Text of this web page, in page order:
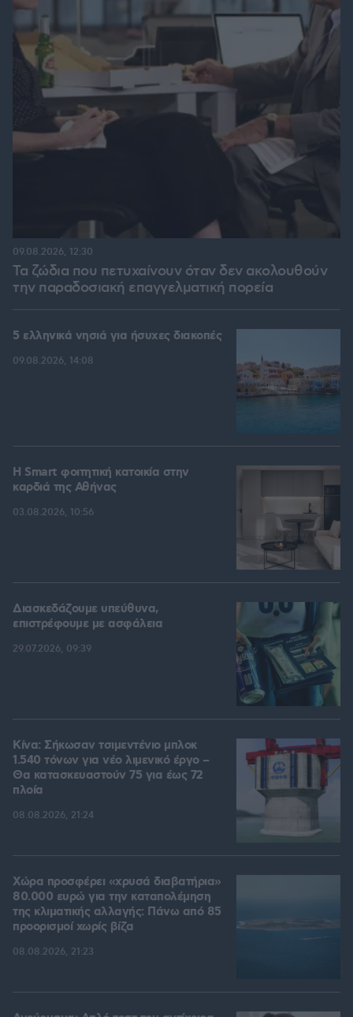
Τα ζώδια που πετυχαίνουν όταν δεν ακολουθούν
την παραδοσιακή επαγγελματική πορεία
09.08.2026, 12:30
5 ελληνικά νησιά για ήσυχες διακοπές
09.08.2026, 14:08
Η Smart φοιτητική κατοικία στην
καρδιά της Αθήνας
03.08.2026, 10:56
Διασκεδάζουμε υπεύθυνα,
επιστρέφουμε με ασφάλεια
29.07.2026, 09:39
Κίνα: Σήκωσαν τσιμεντένιο μπλοκ
1.540 τόνων για νέο λιμενικό έργο –
Θα κατασκευαστούν 75 για έως 72
πλοία
08.08.2026, 21:24
Χώρα προσφέρει «χρυσά διαβατήρια»
80.000 ευρώ για την καταπολέμηση
της κλιματικής αλλαγής: Πάνω από 85
προορισμοί χωρίς βίζα
08.08.2026, 21:23